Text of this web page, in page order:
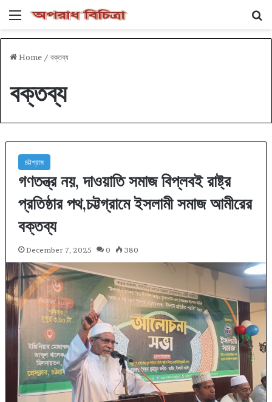
Menu
Home / বক্তব্য
বক্তব্য
চট্টগ্রাম
গণতন্ত্র নয়, দাওয়াতি সমাজ বিপ্লবই রাষ্ট্র
প্রতিষ্ঠার পথ,চট্টগ্রামে ইসলামী সমাজ আমীরের
বক্তব্য
December 7, 2025 0 380